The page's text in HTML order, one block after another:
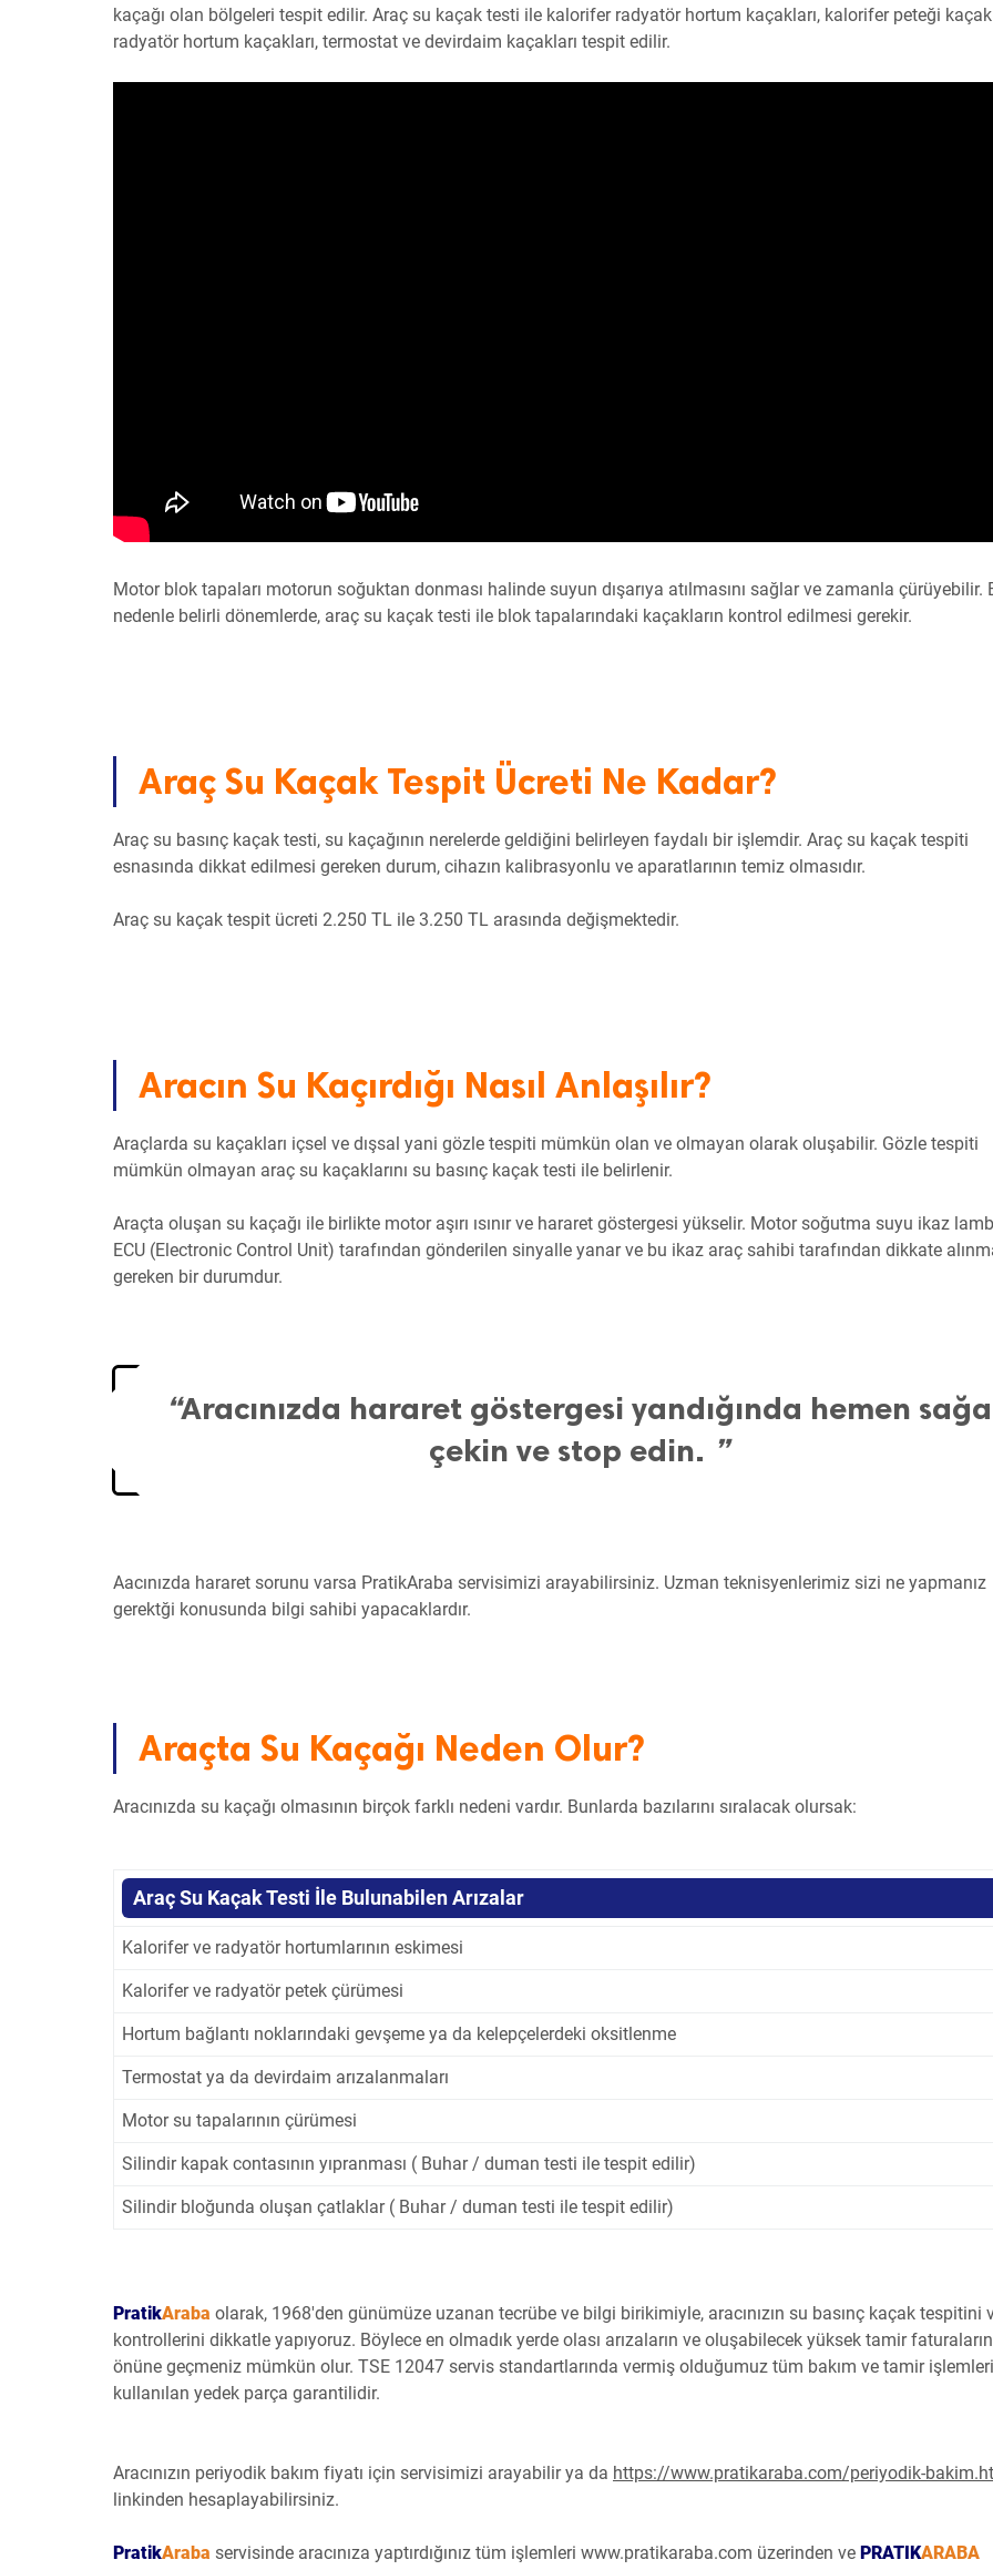
kaçağı olan bölgeleri tespit edilir. Araç su kaçak testi ile kalorifer radyatör hortum kaçakları, kalorifer peteği
radyatör hortum kaçakları, termostat ve devirdaim kaçakları tespit edilir.
Motor blok tapaları motorun soğuktan donması halinde suyun dışarıya atılmasını sağlar ve zamanla çürüyebilir.
nedenle belirli dönemlerde, araç su kaçak testi ile blok tapalarındaki kaçakların kontrol edilmesi gerekir.
Araç Su Kaçak Tespit Ücreti Ne Kadar?
Araç su basınç kaçak testi, su kaçağının nerelerde geldiğini belirleyen faydalı bir işlemdir. Araç su kaçak tespiti
esnasında dikkat edilmesi gereken durum, cihazın kalibrasyonlu ve aparatlarının temiz olmasıdır.
Araç su kaçak tespit ücreti 2.250 TL ile 3.250 TL arasında değişmektedir.
Aracın Su Kaçırdığı Nasıl Anlaşılır?
Araçlarda su kaçakları içsel ve dışsal yani gözle tespiti mümkün olan ve olmayan olarak oluşabilir. Gözle tespiti
mümkün olmayan araç su kaçaklarını su basınç kaçak testi ile belirlenir.
Araçta oluşan su kaçağı ile birlikte motor aşırı ısınır ve hararet göstergesi yükselir. Motor soğutma suyu ikaz
ECU (Electronic Control Unit) tarafından gönderilen sinyalle yanar ve bu ikaz araç sahibi tarafından dikkate
gereken bir durumdur.
“Aracınızda hararet göstergesi yandığında hemen sağa
çekin ve stop edin. ”
Aacınızda hararet sorunu varsa PratikAraba servisimizi arayabilirsiniz. Uzman teknisyenlerimiz sizi ne yapmanız
gerektği konusunda bilgi sahibi yapacaklardır.
Araçta Su Kaçağı Neden Olur?
Aracınızda su kaçağı olmasının birçok farklı nedeni vardır. Bunlarda bazılarını sıralacak olursak:
Araç Su Kaçak Testi İle Bulunabilen Arızalar
Kalorifer ve radyatör hortumlarının eskimesi
Kalorifer ve radyatör petek çürümesi
Hortum bağlantı noklarındaki gevşeme ya da kelepçelerdeki oksitlenme
Termostat ya da devirdaim arızalanmaları
Motor su tapalarının çürümesi
Silindir kapak contasının yıpranması ( Buhar / duman testi ile tespit edilir)
Silindir bloğunda oluşan çatlaklar ( Buhar / duman testi ile tespit edilir)
PratikAraba olarak, 1968'den günümüze uzanan tecrübe ve bilgi birikimiyle, aracınızın su basınç kaçak tespitini
kontrollerini dikkatle yapıyoruz. Böylece en olmadık yerde olası arızaların ve oluşabilecek yüksek tamir
önüne geçmeniz mümkün olur. TSE 12047 servis standartlarında vermiş olduğumuz tüm bakım ve tamir
kullanılan yedek parça garantilidir.
Aracınızın periyodik bakım fiyatı için servisimizi arayabilir ya da https://www.pratikaraba.com/periyodik-
linkinden hesaplayabilirsiniz.
PratikAraba servisinde aracınıza yaptırdığınız tüm işlemleri www.pratikaraba.com üzerinden ve PRATIKARABA